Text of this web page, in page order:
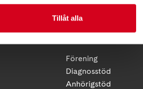
Tillåt alla
Förening
Diagnosstöd
Anhörigstöd